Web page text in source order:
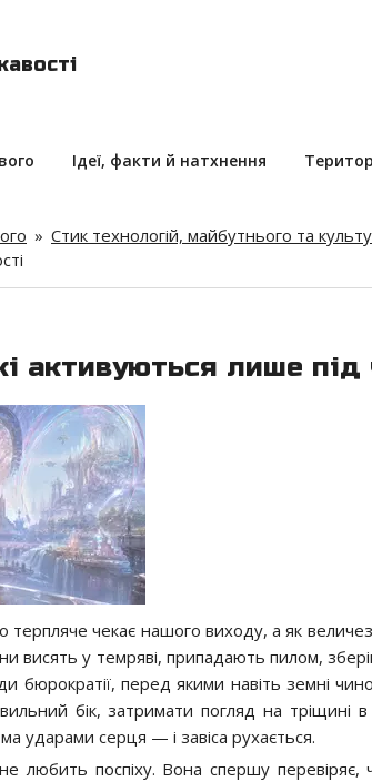
Ідеї, факти й натхнення
» Стик технологій, майбутнього та
активуються лише
терпляче чекає нашого виходу, а як
висять у темряві, припадають пилом,
бюрократії, перед якими навіть земні
бік, затримати погляд на тріщині в
ударами серця — і завіса рухається.
любить поспіху. Вона спершу